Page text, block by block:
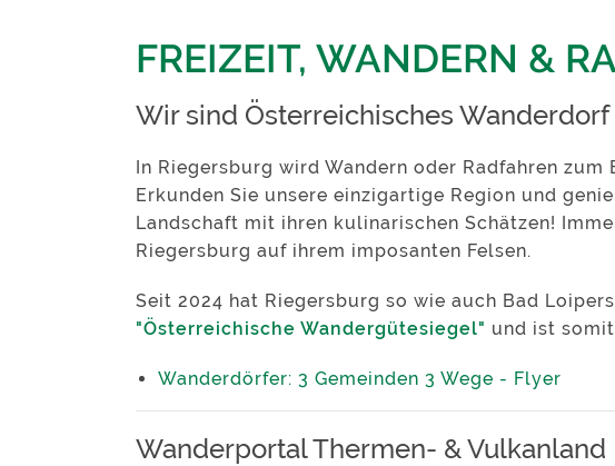
FREIZEIT, WANDERN &
Wir sind Österreichisches Wanderdorf
In Riegersburg wird Wandern oder Radfahren zum
Erkunden Sie unsere einzigartige Region und
Landschaft mit ihren kulinarischen Schätzen!
Riegersburg auf ihrem imposanten Felsen.
Seit 2024 hat Riegersburg so wie auch Bad
"Österreichische Wandergütesiegel" und ist
Wanderdörfer: 3 Gemeinden 3 Wege - Flyer
Wanderportal Thermen- & Vulkanland